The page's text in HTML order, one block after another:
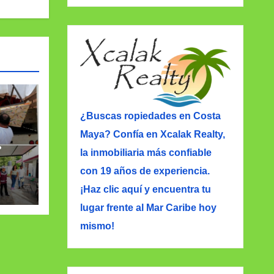
¿Buscas ropiedades en Costa
Maya? Confía en Xcalak Realty,
la inmobiliaria más confiable
con 19 años de experiencia.
¡Haz clic aquí y encuentra tu
lugar frente al Mar Caribe hoy
mismo!